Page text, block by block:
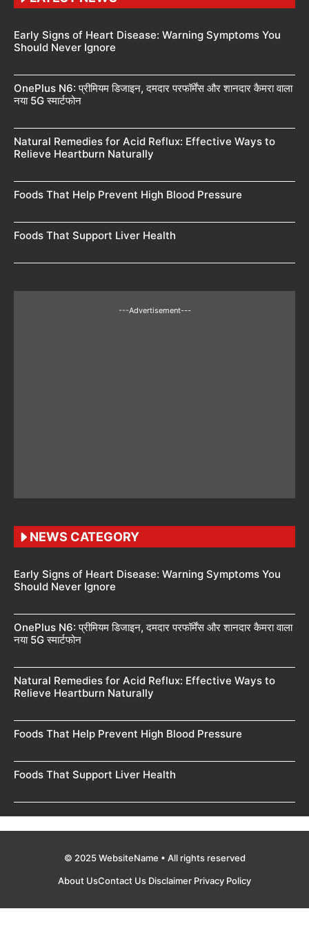
Early Signs of Heart Disease: Warning Symptoms You
Should Never Ignore
OnePlus N6: प्रीमियम डिजाइन, दमदार परफॉर्मेंस और शानदार कैमरा वाला
नया 5G स्मार्टफोन
Natural Remedies for Acid Reflux: Effective Ways to
Relieve Heartburn Naturally
Foods That Help Prevent High Blood Pressure
Foods That Support Liver Health
---Advertisement---
NEWS CATEGORY
Early Signs of Heart Disease: Warning Symptoms You
Should Never Ignore
OnePlus N6: प्रीमियम डिजाइन, दमदार परफॉर्मेंस और शानदार कैमरा वाला
नया 5G स्मार्टफोन
Natural Remedies for Acid Reflux: Effective Ways to
Relieve Heartburn Naturally
Foods That Help Prevent High Blood Pressure
Foods That Support Liver Health
© 2025 WebsiteName • All rights reserved
About UsContact Us Disclaimer Privacy Policy